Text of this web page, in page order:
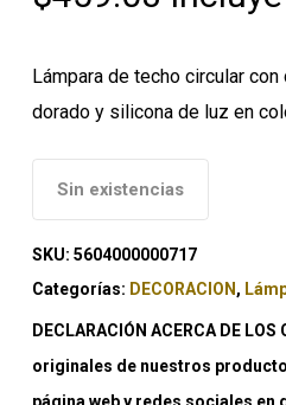
Lámpara de techo circular
dorado y silicona de luz en
Sin existencias
SKU: 5604000000717
Categorías: DECORACION ,
DECLARACIÓN ACERCA DE
originales de nuestros